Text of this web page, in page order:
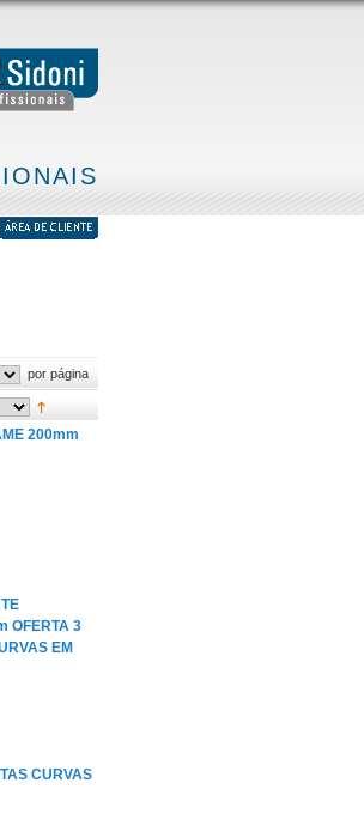
por página
200mm
OFERTA 3
EM
CURVAS